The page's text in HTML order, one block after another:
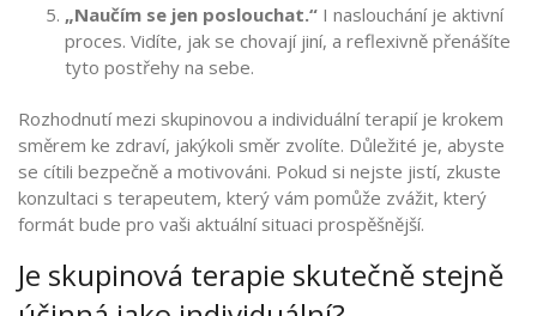
„Naučím se jen poslouchat.“ I naslouchání je aktivní
proces. Vidíte, jak se chovají jiní, a reflexivně přenášíte
tyto postřehy na sebe.
Rozhodnutí mezi skupinovou a individuální terapií je krokem
směrem ke zdraví, jakýkoli směr zvolíte. Důležité je, abyste
se cítili bezpečně a motivováni. Pokud si nejste jistí, zkuste
konzultaci s terapeutem, který vám pomůže zvážit, který
formát bude pro vaši aktuální situaci prospěšnější.
Je skupinová terapie skutečně stejně